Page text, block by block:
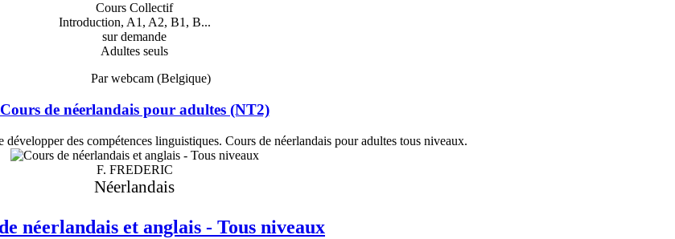
Cours Collectif
Introduction, A1, A2, B1, B...
sur demande
Adultes seuls
Par webcam (Belgique)
Cours de néerlandais pour adultes (NT2)
développer des compétences linguistiques. Cours de néerlandais pour adultes tous niveaux.
F. FREDERIC
Néerlandais
néerlandais et anglais - Tous niveaux